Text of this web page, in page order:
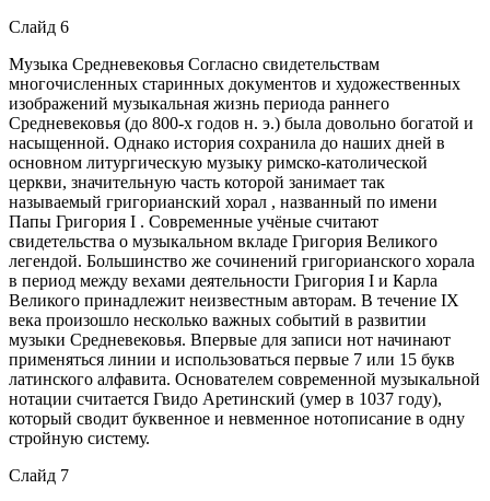
Слайд 6
Музыка Средневековья Согласно свидетельствам
многочисленных старинных документов и художественных
изображений музыкальная жизнь периода раннего
Средневековья (до 800-х годов н. э.) была довольно богатой и
насыщенной. Однако история сохранила до наших дней в
основном литургическую музыку римско-католической
церкви, значительную часть которой занимает так
называемый григорианский хорал , названный по имени
Папы Григория I . Современные учёные считают
свидетельства о музыкальном вкладе Григория Великого
легендой. Большинство же сочинений григорианского хорала
в период между вехами деятельности Григория I и Карла
Великого принадлежит неизвестным авторам. В течение IX
века произошло несколько важных событий в развитии
музыки Средневековья. Впервые для записи нот начинают
применяться линии и использоваться первые 7 или 15 букв
латинского алфавита. Основателем современной музыкальной
нотации считается Гвидо Аретинский (умер в 1037 году),
который сводит буквенное и невменное нотописание в одну
стройную систему.
Слайд 7